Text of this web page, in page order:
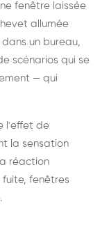
fenêtre laissée
allumée
un bureau,
scénarios qui se
— qui
l'effet de
la sensation
réaction
fenêtres